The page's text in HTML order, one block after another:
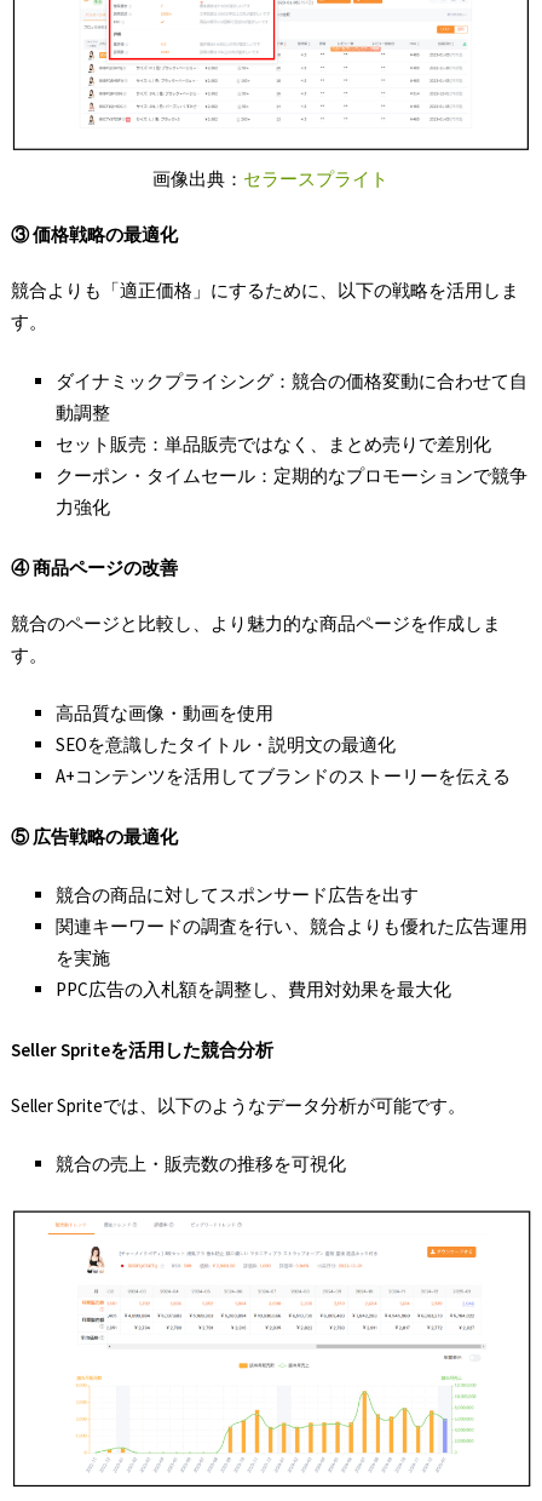
画像出典： セラースプライト
③価格戦略の最適化
競合よりも「適正価格」にするために、以下の戦略を活用しま
す。
ダイナミックプライシング：競合の価格変動に合わせて自
動調整
セット販売：単品販売ではなく、まとめ売りで差別化
クーポン・タイムセール：定期的なプロモーションで競争
力強化
④商品ページの改善
競合のページと比較し、より魅力的な商品ページを作成しま
す。
高品質な画像・動画を使用
SEOを意識したタイトル・説明文の最適化
A+コンテンツを活用してブランドのストーリーを伝える
⑤広告戦略の最適化
競合の商品に対してスポンサード広告を出す
関連キーワードの調査を行い、競合よりも優れた広告運用
を実施
PPC広告の入札額を調整し、費用対効果を最大化
Seller Spriteを活用した競合分析
Seller Spriteでは、以下のようなデータ分析が可能です。
競合の売上・販売数の推移を可視化